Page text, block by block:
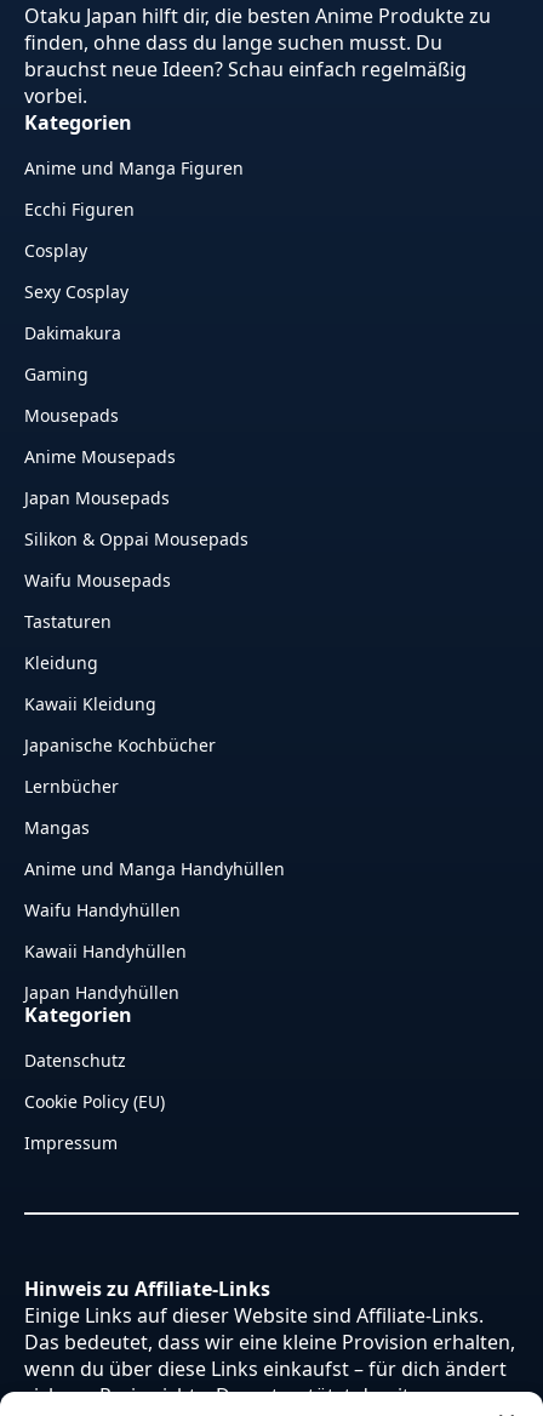
Otaku Japan hilft dir, die besten Anime Produkte zu
finden, ohne dass du lange suchen musst. Du
brauchst neue Ideen? Schau einfach regelmäßig
vorbei.
Kategorien
Anime und Manga Figuren
Ecchi Figuren
Cosplay
Sexy Cosplay
Dakimakura
Gaming
Mousepads
Anime Mousepads
Japan Mousepads
Silikon & Oppai Mousepads
Waifu Mousepads
Tastaturen
Kleidung
Kawaii Kleidung
Japanische Kochbücher
Lernbücher
Mangas
Anime und Manga Handyhüllen
Waifu Handyhüllen
Kawaii Handyhüllen
Japan Handyhüllen
Kategorien
Datenschutz
Cookie Policy (EU)
Impressum
Hinweis zu Affiliate-Links
Einige Links auf dieser Website sind Affiliate-Links.
Das bedeutet, dass wir eine kleine Provision erhalten,
wenn du über diese Links einkaufst – für dich ändert
sich am Preis nichts. Du unterstützt damit unsere